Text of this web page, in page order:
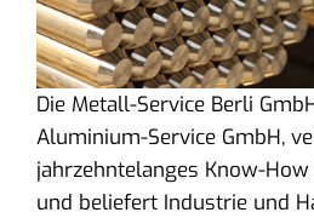
Die Metall-Service Berli
Aluminium-Service GmbH,
jahrzehntelanges Know-
und beliefert Industrie und